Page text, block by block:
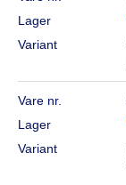
Lager
Variant
Vare nr.
Lager
Variant